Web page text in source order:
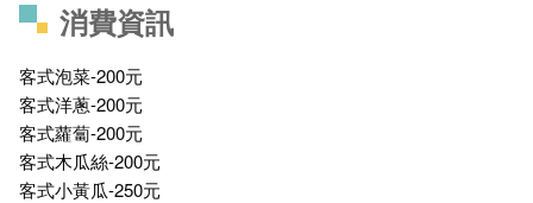
消費資訊
客式泡菜-200元
客式洋蔥-200元
客式蘿蔔-200元
客式木瓜絲-200元
客式小黃瓜-250元